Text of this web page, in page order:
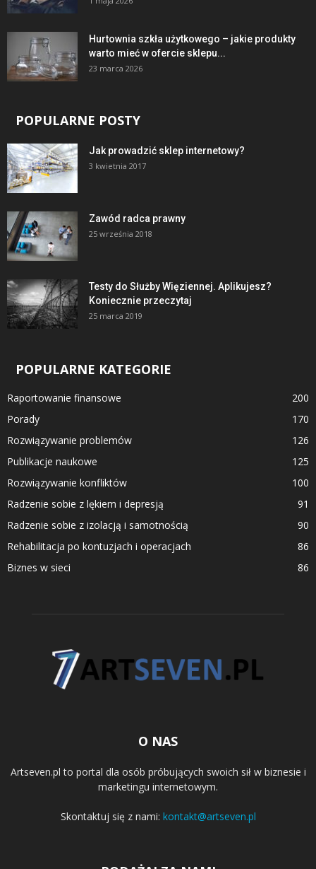
Hurtownia szkła użytkowego – jakie produkty
warto mieć w ofercie sklepu...
23 marca 2026
POPULARNE POSTY
Jak prowadzić sklep internetowy?
3 kwietnia 2017
Zawód radca prawny
25 września 2018
Testy do Służby Więziennej. Aplikujesz?
Koniecznie przeczytaj
25 marca 2019
POPULARNE KATEGORIE
Raportowanie finansowe
200
Porady
170
Rozwiązywanie problemów
126
Publikacje naukowe
125
Rozwiązywanie konfliktów
100
Radzenie sobie z lękiem i depresją
91
Radzenie sobie z izolacją i samotnością
90
Rehabilitacja po kontuzjach i operacjach
86
Biznes w sieci
86
O NAS
Artseven.pl to portal dla osób próbujących swoich sił w biznesie i
marketingu internetowym.
Skontaktuj się z nami: kontakt@artseven.pl